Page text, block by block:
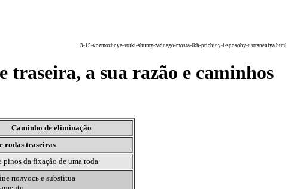
3-15-vozmozhnye-stuki-shumy-zadnego-mosta-ikh-prichiny-i-sposoby-ustraneniya.html
traseira, a sua razão e caminhos
Caminho de eliminação
rodas traseiras
pinos da fixação de uma roda
полуосьe substitua